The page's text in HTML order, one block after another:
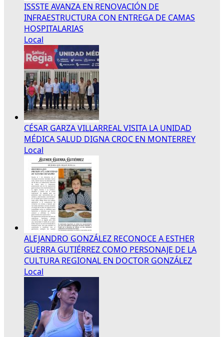
ISSSTE AVANZA EN RENOVACIÓN DE
INFRAESTRUCTURA CON ENTREGA DE CAMAS
HOSPITALARIAS
Local
CÉSAR GARZA VILLARREAL VISITA LA UNIDAD
MÉDICA SALUD DIGNA CROC EN MONTERREY
Local
ALEJANDRO GONZÁLEZ RECONOCE A ESTHER
GUERRA GUTIÉRREZ COMO PERSONAJE DE LA
CULTURA REGIONAL EN DOCTOR GONZÁLEZ
Local